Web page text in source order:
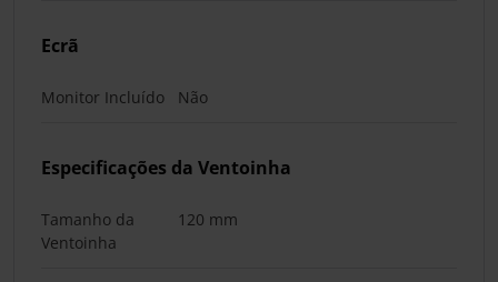
Ecrã
Monitor Incluído Não
Especificações da Ventoinha
Tamanho da
Ventoinha
120 mm